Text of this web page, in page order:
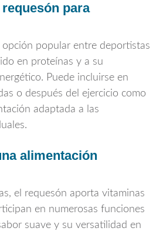
para
opción popular entre deportistas
en proteínas y a su
Puede incluirse en
o después del ejercicio como
adaptada a las
alimentación
el requesón aporta vitaminas
en numerosas funciones
suave y su versatilidad en